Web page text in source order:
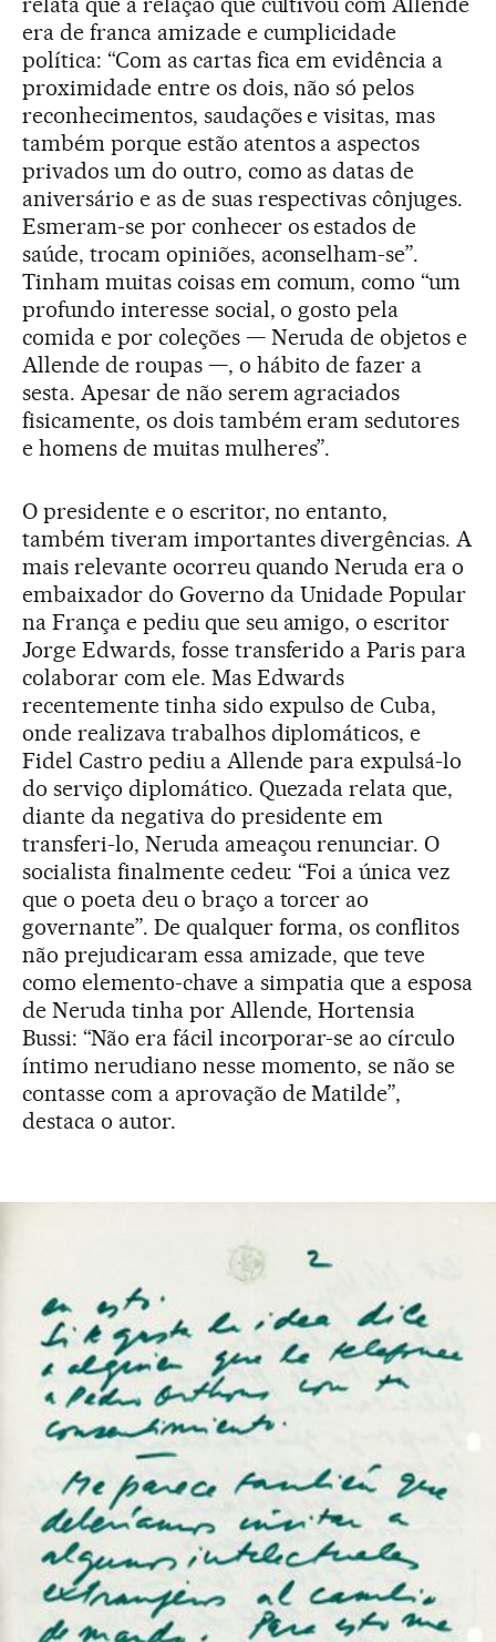
era de franca amizade e cumplicidade
política: “Com as cartas fica em evidência a
proximidade entre os dois, não só pelos
reconhecimentos, saudações e visitas, mas
também porque estão atentos a aspectos
privados um do outro, como as datas de
aniversário e as de suas respectivas cônjuges.
Esmeram-se por conhecer os estados de
saúde, trocam opiniões, aconselham-se”.
Tinham muitas coisas em comum, como “um
profundo interesse social, o gosto pela
comida e por coleções — Neruda de objetos e
Allende de roupas —, o hábito de fazer a
sesta. Apesar de não serem agraciados
fisicamente, os dois também eram sedutores
e homens de muitas mulheres”.
O presidente e o escritor, no entanto,
também tiveram importantes divergências. A
mais relevante ocorreu quando Neruda era o
embaixador do Governo da Unidade Popular
na França e pediu que seu amigo, o escritor
Jorge Edwards, fosse transferido a Paris para
colaborar com ele. Mas Edwards
recentemente tinha sido expulso de Cuba,
onde realizava trabalhos diplomáticos, e
Fidel Castro pediu a Allende para expulsá-lo
do serviço diplomático. Quezada relata que,
diante da negativa do presidente em
transferi-lo, Neruda ameaçou renunciar. O
socialista finalmente cedeu: “Foi a única vez
que o poeta deu o braço a torcer ao
governante”. De qualquer forma, os conflitos
não prejudicaram essa amizade, que teve
como elemento-chave a simpatia que a esposa
de Neruda tinha por Allende, Hortensia
Bussi: “Não era fácil incorporar-se ao círculo
íntimo nerudiano nesse momento, se não se
contasse com a aprovação de Matilde”,
destaca o autor.